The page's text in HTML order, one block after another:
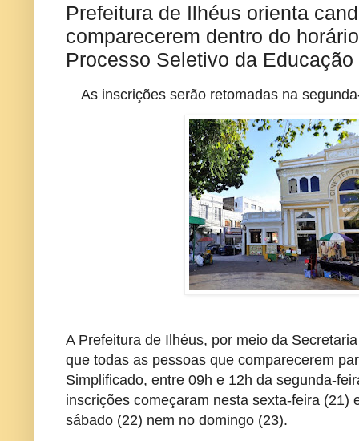
Prefeitura de Ilhéus orienta
comparecerem dentro do
Processo Seletivo da Educação
As inscrições serão retomadas na
A Prefeitura de Ilhéus, por meio da
que todas as pessoas que comparecerem
Simplificado, entre 09h e 12h da segunda-
inscrições começaram nesta sexta-feira (21)
sábado (22) nem no domingo (23).